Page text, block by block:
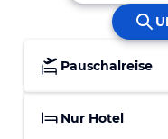
Pauschalreise
Nur Hotel